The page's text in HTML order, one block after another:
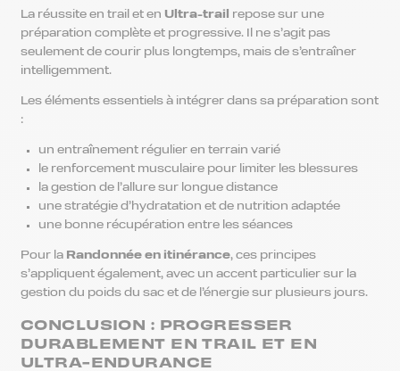
La réussite en trail et en Ultra-trail
repose sur une
préparation complète et progressive. Il ne s’agit pas
seulement de courir plus longtemps, mais de s’entraîner
intelligemment.
Les éléments essentiels à intégrer dans sa préparation sont
:
un entraînement régulier en terrain varié
le renforcement musculaire pour limiter les blessures
la gestion de l’allure sur longue distance
une stratégie d’hydratation et de nutrition adaptée
une bonne récupération entre les séances
Pour la Randonnée en itinérance, ces principes
s’appliquent également, avec un accent particulier sur la
gestion du poids du sac et de l’énergie sur plusieurs jours.
CONCLUSION : PROGRESSER
DURABLEMENT EN TRAIL ET EN
ULTRA-ENDURANCE